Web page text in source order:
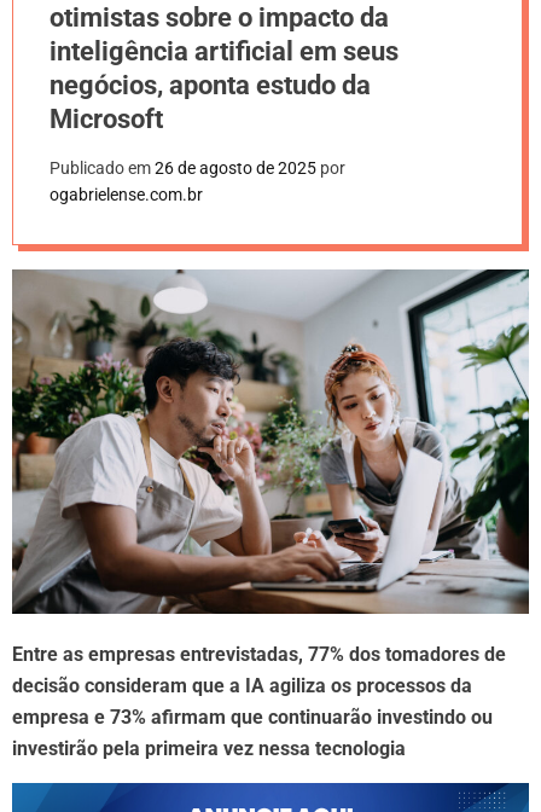
r
otimistas sobre o impacto da
inteligência artificial em seus
negócios, aponta estudo da
Microsoft
Publicado em26 de agosto de 2025 por
ogabrielense.com.br
Entre as empresas entrevistadas, 77% dos tomadores de
decisão consideram que a IA agiliza os processos da
empresa e 73% afirmam que continuarão investindo ou
investirão pela primeira vez nessa tecnologia